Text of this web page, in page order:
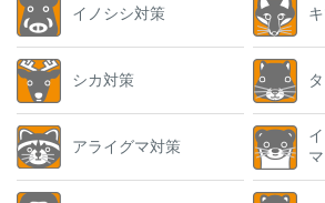
イノシシ対策
シカ対策
アライグマ対策